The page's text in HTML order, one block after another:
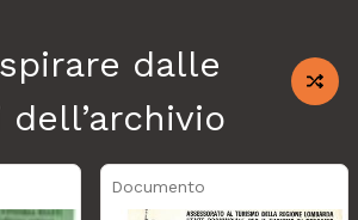
dalle
Documento